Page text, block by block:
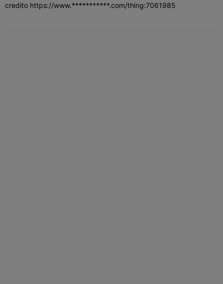
credito https://www.***********.com/thing:7061985